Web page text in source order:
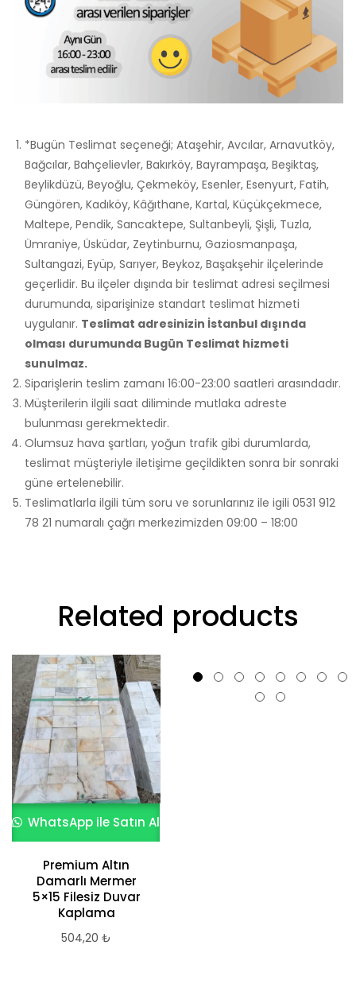
*Bugün Teslimat seçeneği; Ataşehir, Avcılar, Arnavutköy,
Bağcılar, Bahçelievler, Bakırköy, Bayrampaşa, Beşiktaş,
Beylikdüzü, Beyoğlu, Çekmeköy, Esenler, Esenyurt, Fatih,
Güngören, Kadıköy, Kâğıthane, Kartal, Küçükçekmece,
Maltepe, Pendik, Sancaktepe, Sultanbeyli, Şişli, Tuzla,
Ümraniye, Üsküdar, Zeytinburnu, Gaziosmanpaşa,
Sultangazi, Eyüp, Sarıyer, Beykoz, Başakşehir ilçelerinde
geçerlidir. Bu ilçeler dışında bir teslimat adresi seçilmesi
durumunda, siparişinize standart teslimat hizmeti
uygulanır. Teslimat adresinizin İstanbul dışında
olması durumunda Bugün Teslimat hizmeti
sunulmaz.
Siparişlerin teslim zamanı 16:00-23:00 saatleri arasındadır.
Müşterilerin ilgili saat diliminde mutlaka adreste
bulunması gerekmektedir.
Olumsuz hava şartları, yoğun trafik gibi durumlarda,
teslimat müşteriyle iletişime geçildikten sonra bir sonraki
güne ertelenebilir.
Teslimatlarla ilgili tüm soru ve sorunlarınız ile igili 0531 912
78 21 numaralı çağrı merkezimizden 09:00 – 18:00
Related products
WhatsApp ile Satın Al
Premium Altın
Damarlı Mermer
5×15 Filesiz Duvar
Kaplama
504,20 ₺